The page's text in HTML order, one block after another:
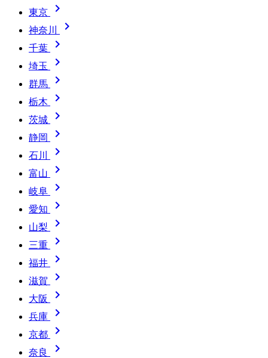
東京 
神奈川 
千葉 
埼玉 
群馬 
栃木 
茨城 
静岡 
石川 
富山 
岐阜 
愛知 
山梨 
三重 
福井 
滋賀 
大阪 
兵庫 
京都 
奈良 